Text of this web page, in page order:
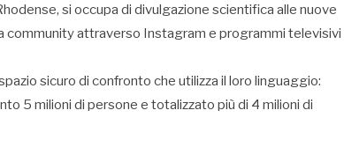
si occupa di divulgazione scientifica alle nuove
community attraverso Instagram e programmi televisivi
sicuro di confronto che utilizza il loro linguaggio:
5 milioni di persone e totalizzato più di 4 milioni di